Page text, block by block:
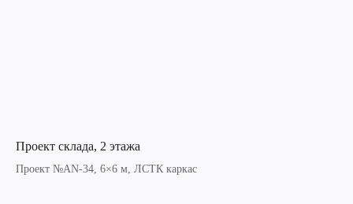
Проект склада, 2 этажа
Проект №AN-34, 6×6 м, ЛСТК каркас